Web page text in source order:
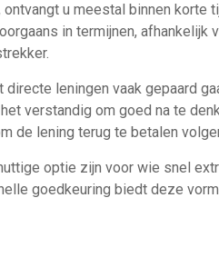
u meestal binnen korte
in termijnen, afhankelijk
leningen vaak gepaard
verstandig om goed na te
de lening terug te betalen
optie zijn voor wie snel
goedkeuring biedt deze